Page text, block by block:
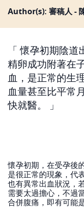
Author(s): 審稿人 -
懷孕初期陰道
精卵成功附著在
血，是正常的生
血量甚至比平常
快就醫。
懷孕初期，在受孕後
是很正常的現象，代
也有異常出血狀況，
需要太過擔心，不過
合併腹痛，即有可能